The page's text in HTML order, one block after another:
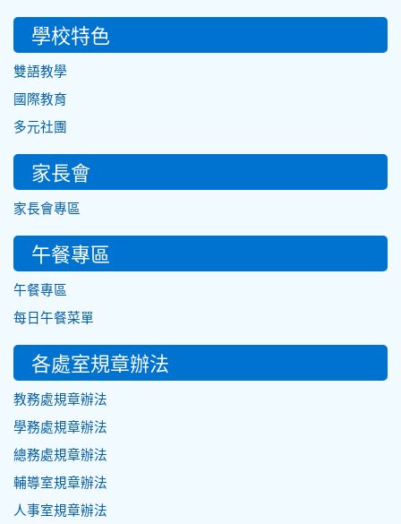
學校特色
雙語教學
國際教育
多元社團
家長會
家長會專區
午餐專區
午餐專區
每日午餐菜單
各處室規章辦法
教務處規章辦法
學務處規章辦法
總務處規章辦法
輔導室規章辦法
人事室規章辦法